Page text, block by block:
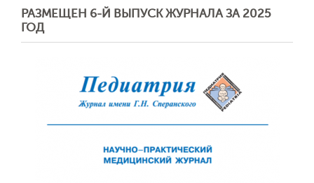
РАЗМЕЩЕН 6-Й ВЫПУСК ЖУРНАЛА ЗА 2025
ГОД
Отправить